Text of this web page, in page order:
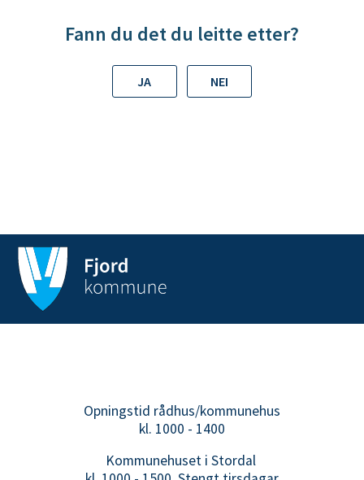
Fann du det du leitte etter?
JA NEI
Opningstid rådhus/kommunehus
kl. 1000 - 1400
Kommunehuset i Stordal